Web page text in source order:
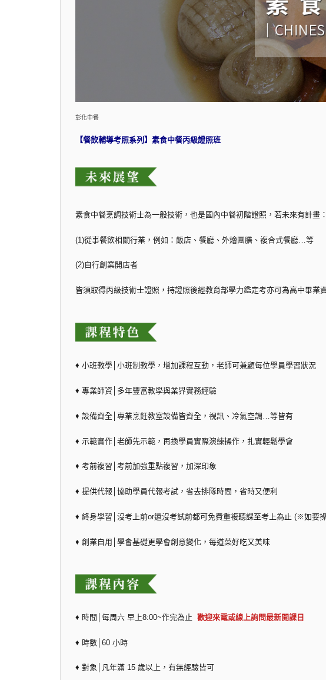
彰化中餐
【餐飲輔導考照系列】素食中餐丙級證照班
素食中餐烹調技術士為一般技術，也是國內中餐初階證照，若未來有計畫：
(1)從事餐飲相關行業，例如：飯店、餐廳、外燴團膳、複合式餐廳…等
(2)自行創業開店者
皆須取得丙級技術士證照，持證照後經教育部學力鑑定考亦可為高中畢
♦ 小班教學│小班制教學，增加課程互動，老師可兼顧每位學員學習狀況
♦ 專業師資│多年豐富教學與業界實務經驗
♦ 設備齊全│專業烹飪教室設備皆齊全，視訊、冷氣空調…等皆有
♦ 示範實作│老師先示範，再換學員實際演練操作，扎實輕鬆學會
♦ 考前複習│考前加強重點複習，加深印象
♦ 提供代報│協助學員代報考試，省去排隊時間，省時又便利
♦ 終身學習│沒考上前or還沒考試前都可免費重複聽課至考上為止 (※如要
♦ 創業自用│學會基礎更學會創意變化，每道菜好吃又美味
♦ 時間│每周六 早上8:00~作完為止 歡迎來電或線上詢問最新開課日
♦ 時數│60 小時
♦ 對象│凡年滿 15 歲以上，有無經驗皆可